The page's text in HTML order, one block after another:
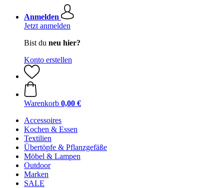
Anmelden
Jetzt anmelden
Bist du neu hier?
Konto erstellen
Warenkorb 0,00 €
Accessoires
Kochen & Essen
Textilien
Übertöpfe & Pflanzgefäße
Möbel & Lampen
Outdoor
Marken
SALE